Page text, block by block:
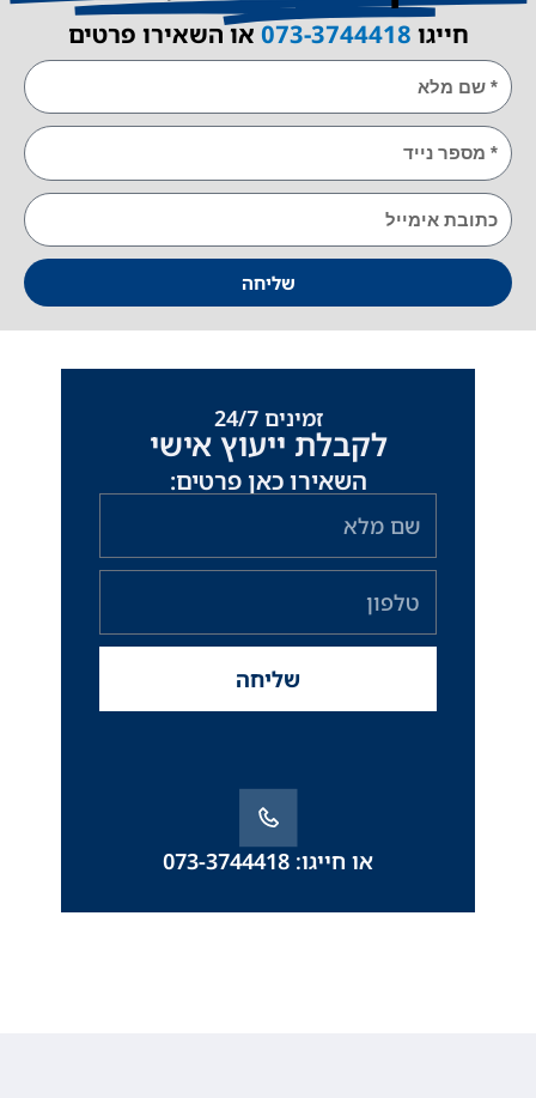
073-3744418או השאירו פרטים
לקבלת ייעוץ אישי
השאירו כאן פרטים:
או חייגו: 073-3744418